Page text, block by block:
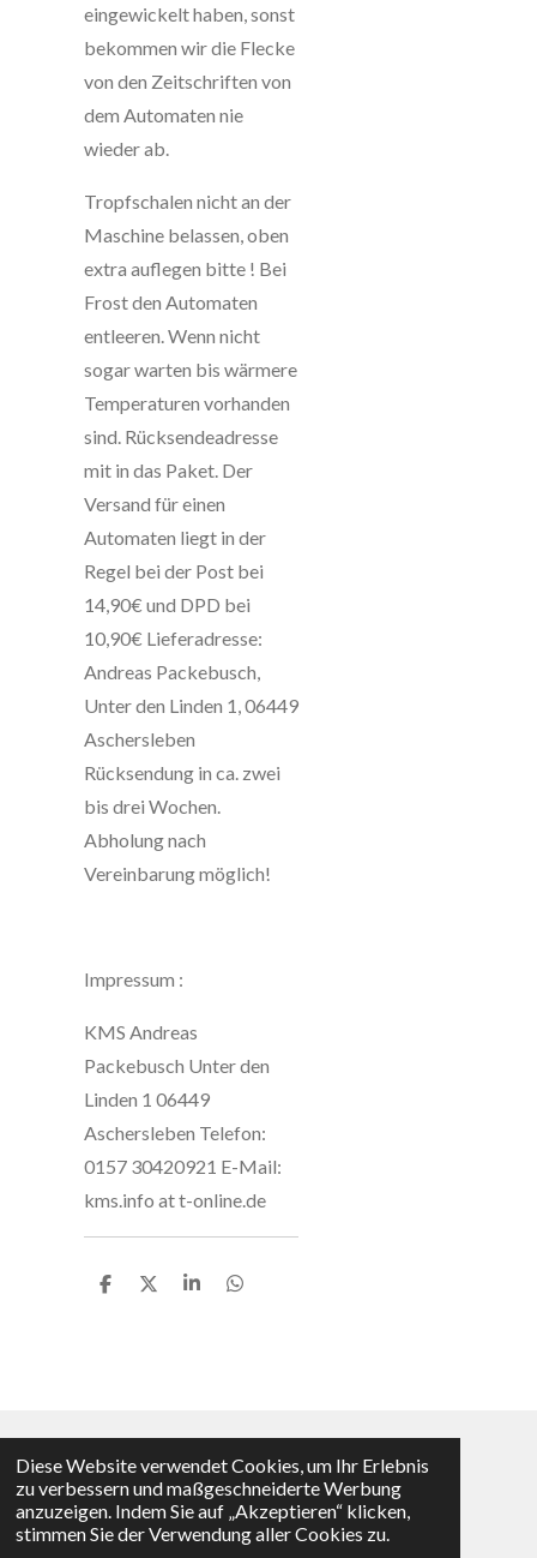
Diese Website verwendet Cookies, um Ihr Erlebnis
zu verbessern und maßgeschneiderte Werbung
anzuzeigen. Indem Sie auf „Akzeptieren“ klicken,
stimmen Sie der Verwendung aller Cookies zu.
eingewickelt haben, sonst
bekommen wir die Flecke
von den Zeitschriften von
dem Automaten nie
wieder ab.
Tropfschalen nicht an der
Maschine belassen, oben
extra auflegen bitte ! Bei
Frost den Automaten
entleeren. Wenn nicht
sogar warten bis wärmere
Temperaturen vorhanden
sind. Rücksendeadresse
mit in das Paket. Der
Versand für einen
Automaten liegt in der
Regel bei der Post bei
14,90€ und DPD bei
10,90€ Lieferadresse:
Andreas Packebusch,
Unter den Linden 1, 06449
Aschersleben
Rücksendung in ca. zwei
bis drei Wochen.
Abholung nach
Vereinbarung möglich!
Impressum :
KMS Andreas
Packebusch Unter den
Linden 1 06449
Aschersleben Telefon:
0157 30420921 E-Mail:
kms.info at t-online.de
T
T
T
T
Vertrag widerrufen
© 2025 - 2026 KMS-Shop